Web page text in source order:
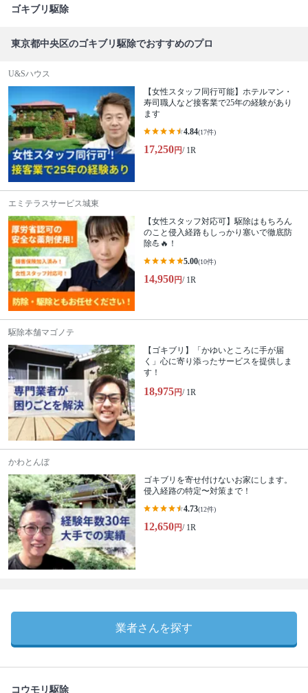
ゴキブリ駆除
東京都中央区のゴキブリ駆除でおすすめのプロ
U&Sハウス
【女性スタッフ同行可能】ホテルマン・
寿司職人など接客業で25年の経験があり
ます
4.84(17件)
17,250円/ 1R
エミテラスサービス城東
【女性スタッフ対応可】駆除はもちろん
のこと侵入経路もしっかり塞いで徹底防
除💪🔥！
5.00(10件)
14,950円/ 1R
駆除本舗マゴノテ
【ゴキブリ】「かゆいところに手が届
く」心に寄り添ったサービスを提供しま
す！
18,975円/ 1R
かわとんぼ
ゴキブリを寄せ付けないお家にします。
侵入経路の特定〜対策まで！
4.73(12件)
12,650円/ 1R
業者さんを探す
コウモリ駆除